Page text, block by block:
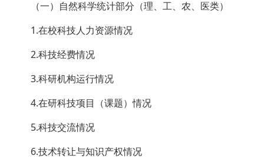
（一）自然科学统计部分（理、工、农、医类）
1.在校科技人力资源情况
2.科技经费情况
3.科研机构运行情况
4.在研科技项目（课题）情况
5.科技交流情况
6.技术转让与知识产权情况